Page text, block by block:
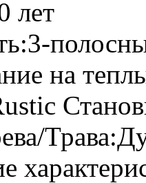
лет
3-
на
Трава: